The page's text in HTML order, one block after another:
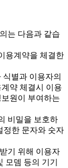
는 다음과 같습
용계약을 체결한
별과 이용자의
약 체결시 이용
원이 부여하는
비밀을 보호하
정한 문자와 숫자
기 위해 이용자
모뎀 등의 기기